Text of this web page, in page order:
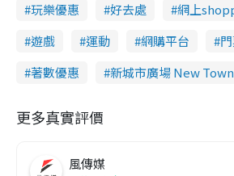
玩樂優惠
好去處 網上
遊戲
運動 網購平台
著數優惠
新城市廣場 New
更多真實評價
風傳媒